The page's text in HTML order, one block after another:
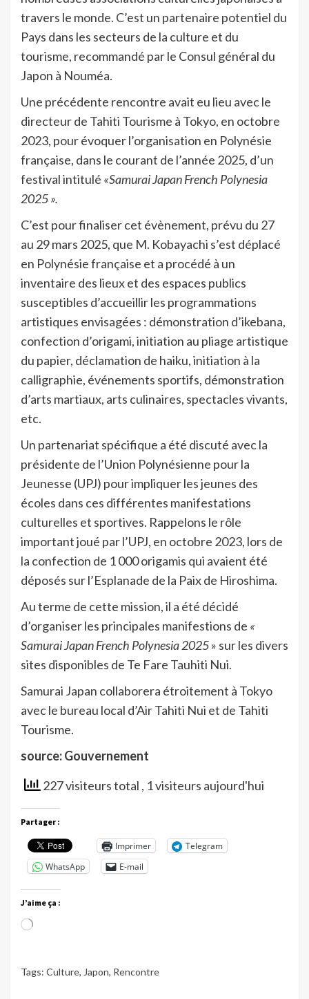
travers le monde. C’est un partenaire potentiel du
Pays dans les secteurs de la culture et du
tourisme, recommandé par le Consul général du
Japon à Nouméa.
Une précédente rencontre avait eu lieu avec le
directeur de Tahiti Tourisme à Tokyo, en octobre
2023, pour évoquer l’organisation en Polynésie
française, dans le courant de l’année 2025, d’un
festival intitulé «Samurai Japan French Polynesia
2025 ».
C’est pour finaliser cet évènement, prévu du 27
au 29 mars 2025, que M. Kobayachi s’est déplacé
en Polynésie française et a procédé à un
inventaire des lieux et des espaces publics
susceptibles d’accueillir les programmations
artistiques envisagées : démonstration d’ikebana,
confection d’origami, initiation au pliage artistique
du papier, déclamation de haiku, initiation à la
calligraphie, événements sportifs, démonstration
d’arts martiaux, arts culinaires, spectacles vivants,
etc.
Un partenariat spécifique a été discuté avec la
présidente de l’Union Polynésienne pour la
Jeunesse (UPJ) pour impliquer les jeunes des
écoles dans ces différentes manifestations
culturelles et sportives. Rappelons le rôle
important joué par l’UPJ, en octobre 2023, lors de
la confection de 1 000 origamis qui avaient été
déposés sur l’Esplanade de la Paix de Hiroshima.
Au terme de cette mission, il a été décidé
d’organiser les principales manifestions de «
Samurai Japan French Polynesia 2025» sur les divers
sites disponibles de Te Fare Tauhiti Nui.
Samurai Japan collaborera étroitement à Tokyo
avec le bureau local d’Air Tahiti Nui et de Tahiti
Tourisme.
source: Gouvernement
227 visiteurs total , 1 visiteurs aujourd'hui
Partager :
Imprimer
Telegram
WhatsApp
E-mail
J’aime ça :
Chargement…
Tags: Culture, Japon, Rencontre